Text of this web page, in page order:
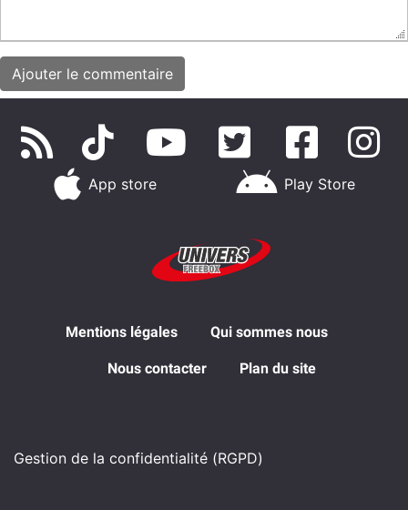
App store Play Store
Mentions légales Qui sommes nous
Nous contacter Plan du site
Gestion de la confidentialité (RGPD)